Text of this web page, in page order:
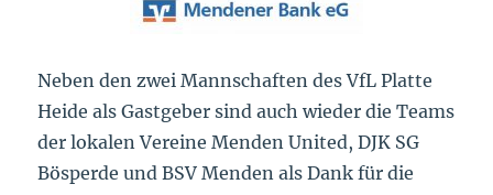
Neben den zwei Mannschaften des VfL Platte
Heide als Gastgeber sind auch wieder die Teams
der lokalen Vereine Menden United, DJK SG
Bösperde und BSV Menden als Dank für die